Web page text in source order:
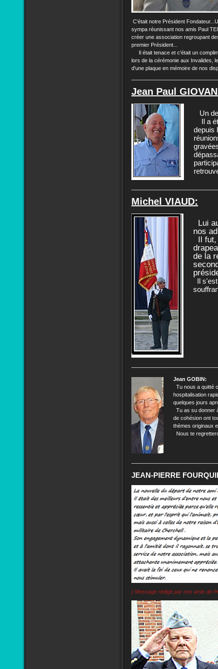
C'était notre Président
sympa réunissant nos amis Paul
créer une association regroupant
premier Président...
Il était tenace et c'était un
lors de la cérémonie aux Invalides,
d'une plaque en mémoire de nos
Jean Paul
Un
Il a
depuis
Michel VIAUD:
Lui
nos
Il fut,
de la
Il
Jean GOBIN:
Tu nous a quitté
hospitalisation
quelques jours
Tu as su donner
de cohésion ont
thèmes originaux
Nous te
JEAN-PIERRE
( Message rédigé par nos amis de